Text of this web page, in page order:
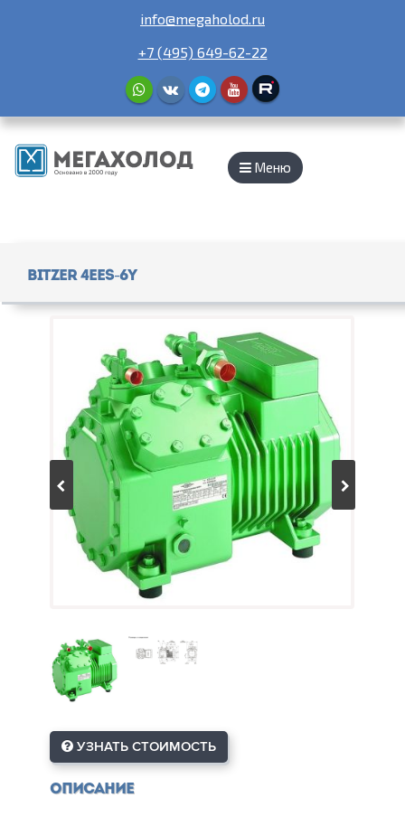
info@megaholod.ru
+7 (495) 649-62-22
Меню
Bitzer 4EES-6Y
УЗНАТЬ СТОИМОСТЬ
Описание